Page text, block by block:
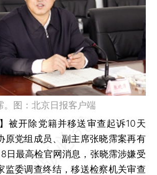
。图：北京日报客户端
被开除党籍并移送审查起诉10天
原党组成员、副主席张晓霈案再有
日最高检官网消息，张晓霈涉嫌受
监委调查终结，移送检察机关审查